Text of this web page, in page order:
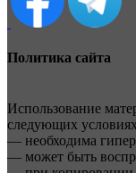
Политика сайта
Использование
следующих
— необходима
— может быть